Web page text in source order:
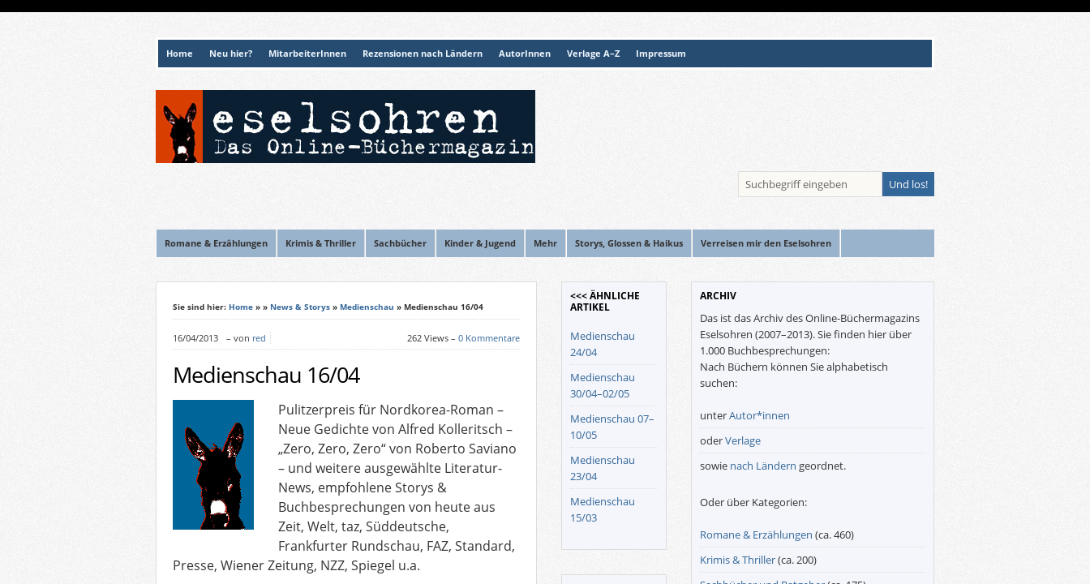
Home Neu hier? MitarbeiterInnen Rezensionen nach Ländern AutorInnen Verlage A–Z Impressum
Romane & Erzählungen Krimis & Thriller Sachbücher Kinder & Jugend Mehr Storys, Glossen & Haikus Verreisen mir den Eselsohren
Sie sind hier: Home » » News & Storys » Medienschau » Medienschau 16/04
16/04/2013 – von red 262 Views – 0 Kommentare
Medienschau 16/04
Pulitzerpreis für Nordkorea-Roman –
Neue Gedichte von Alfred Kolleritsch –
„Zero, Zero, Zero“ von Roberto Saviano
– und weitere ausgewählte Literatur-
News, empfohlene Storys &
Buchbesprechungen von heute aus
Zeit, Welt, taz, Süddeutsche,
Frankfurter Rundschau, FAZ, Standard,
Presse, Wiener Zeitung, NZZ, Spiegel u.a.
<<< ÄHNLICHE
ARTIKEL
Medienschau
24/04
Medienschau
30/04–02/05
Medienschau 07–
10/05
Medienschau
23/04
Medienschau
15/03
ARCHIV
Das ist das Archiv des Online-Büchermagazins
Eselsohren (2007–2013). Sie finden hier über
1.000 Buchbesprechungen:
Nach Büchern können Sie alphabetisch
suchen:
unterAutor*innen
oderVerlage
sowie nach Ländern geordnet.
Oder über Kategorien:
Romane & Erzählungen (ca. 460)
Krimis & Thriller(ca. 200)